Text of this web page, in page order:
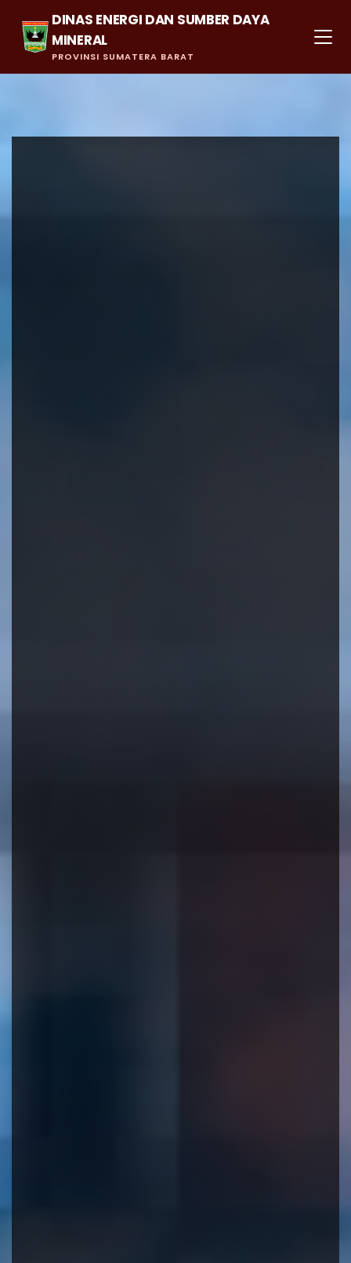
DINAS ENERGI DAN SUMBER DAYA
MINERAL
PROVINSI SUMATERA BARAT